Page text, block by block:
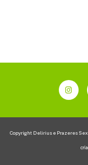
Copyright Delirius e Prazeres Sex